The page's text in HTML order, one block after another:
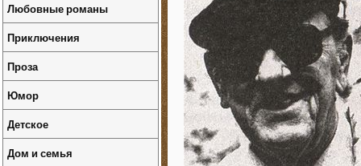
Любовные романы
Приключения
Проза
Юмор
Детское
Дом и семья